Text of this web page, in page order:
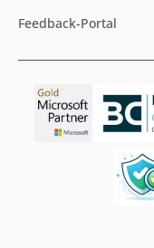
Feedback-Portal